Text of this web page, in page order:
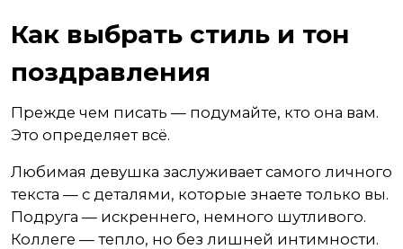
Как выбрать стиль и тон
поздравления
Прежде чем писать — подумайте, кто она вам.
Это определяет всё.
Любимая девушка заслуживает самого личного
текста — с деталями, которые знаете только вы.
Подруга — искреннего, немного шутливого.
Коллеге — тепло, но без лишней интимности.